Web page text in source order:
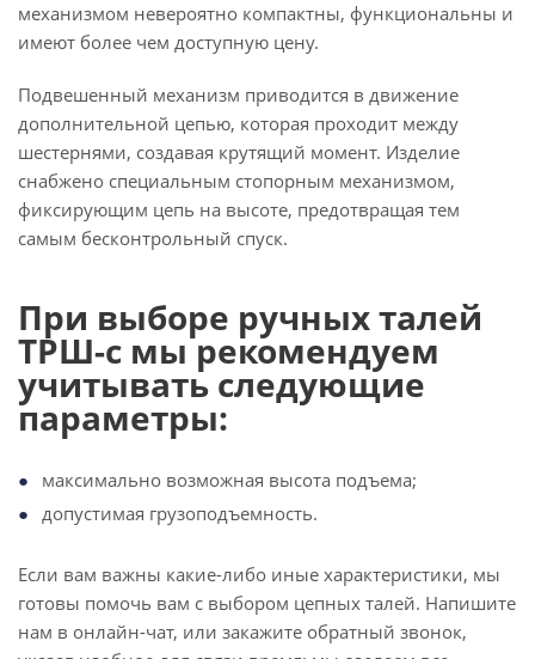
механизмом невероятно компактны, функциональны и
имеют более чем доступную цену.
Подвешенный механизм приводится в движение
дополнительной цепью, которая проходит между
шестернями, создавая крутящий момент. Изделие
снабжено специальным стопорным механизмом,
фиксирующим цепь на высоте, предотвращая тем
самым бесконтрольный спуск.
При выборе ручных талей
ТРШ-с мы рекомендуем
учитывать следующие
параметры:
максимально возможная высота подъема;
допустимая грузоподъемность.
Если вам важны какие-либо иные характеристики, мы
готовы помочь вам с выбором цепных талей. Напишите
нам в онлайн-чат, или закажите обратный звонок,